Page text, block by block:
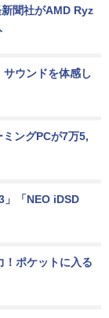
聞社がAMD Ryz
ウンドを体感し
ングPCが7万5,
「NEO iDSD
！ポケットに入る